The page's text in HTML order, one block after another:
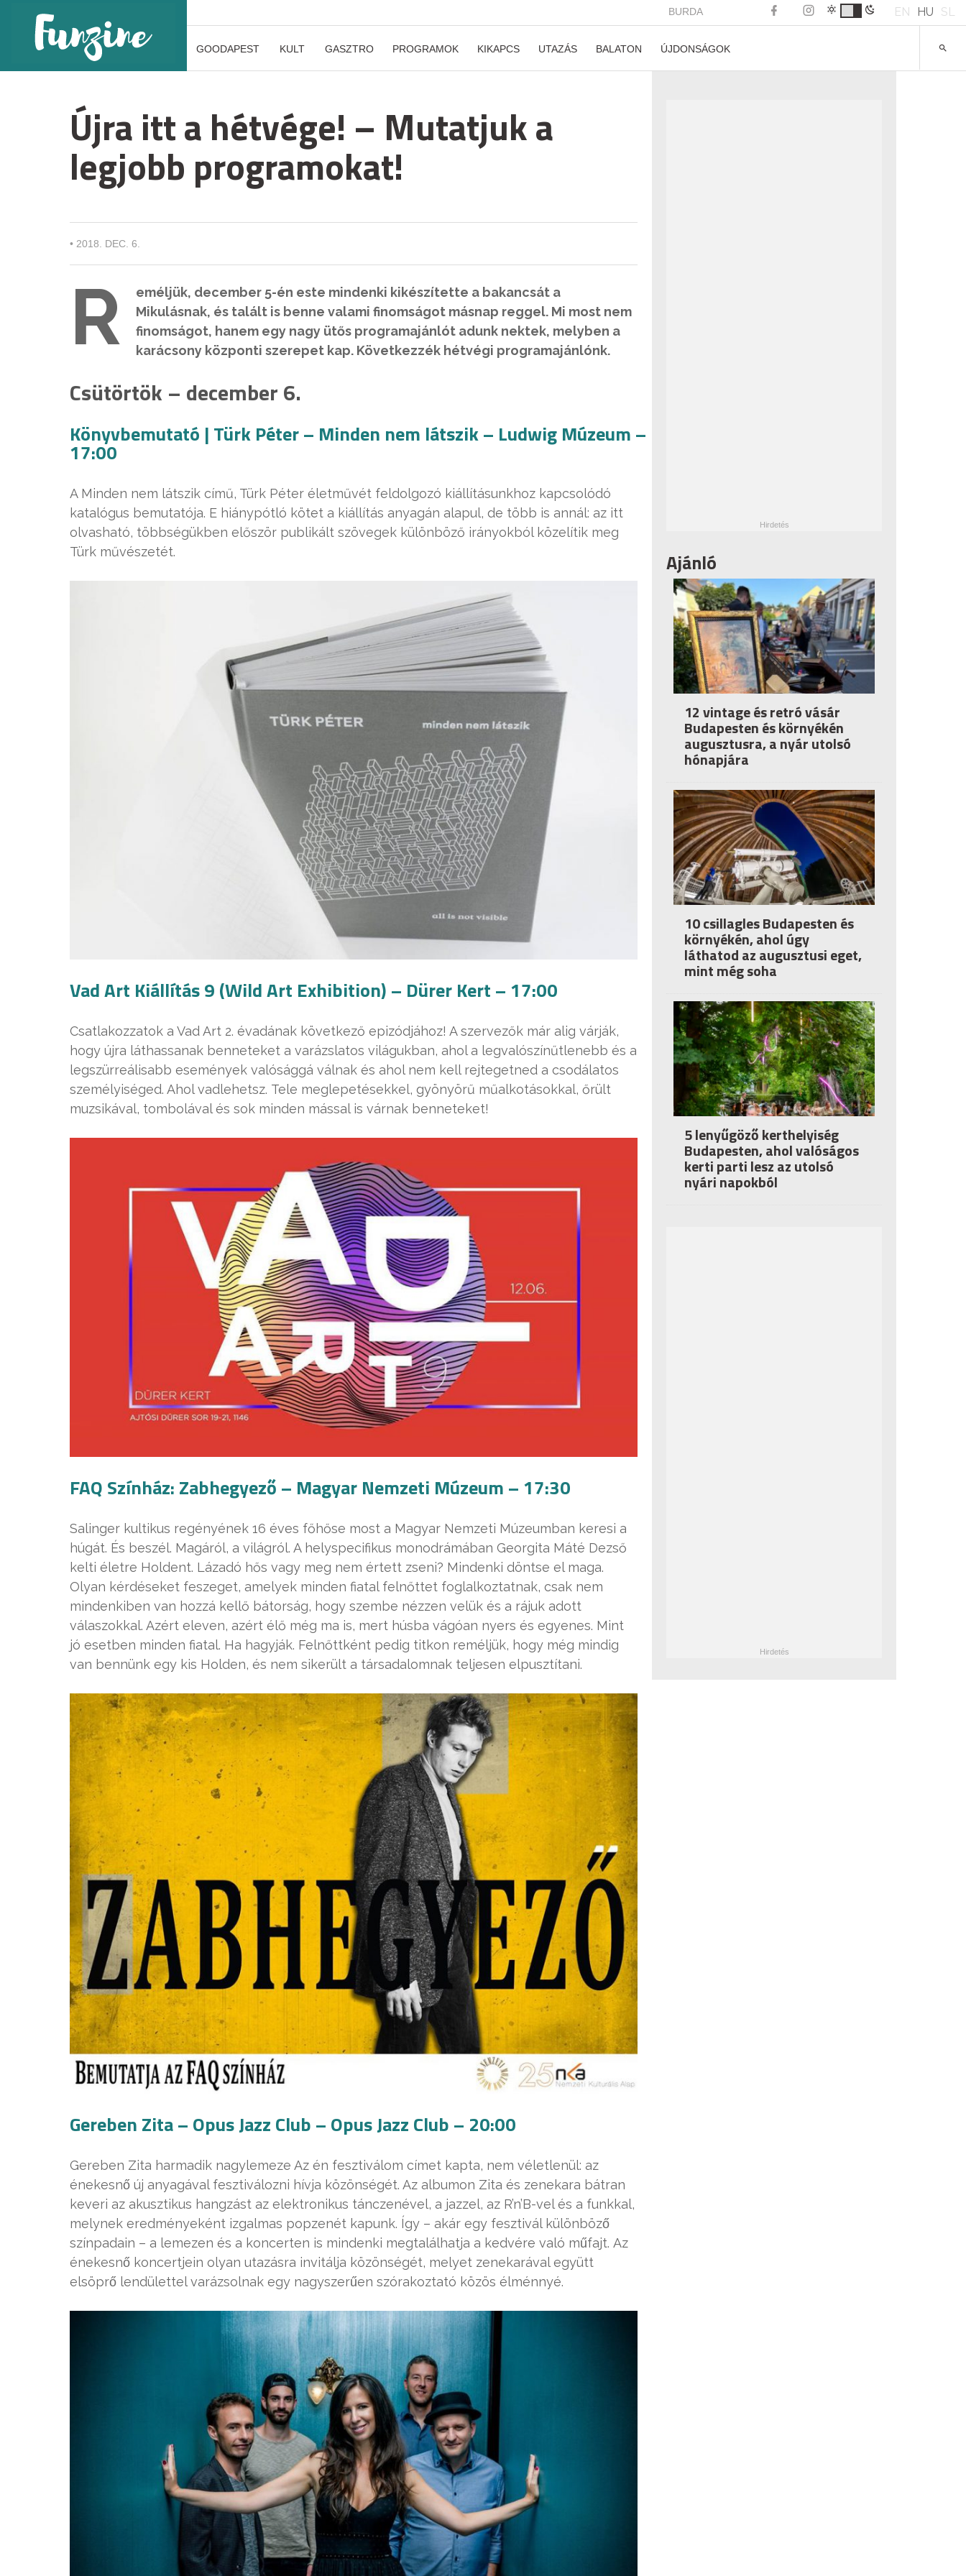
BURDA EN HU SL
GOODAPEST KULT GASZTRO PROGRAMOK KIKAPCS UTAZÁS BALATON ÚJDONSÁGOK
Újra itt a hétvége! – Mutatjuk a
legjobb programokat!
• 2018. DEC. 6.
R
eméljük, december 5-én este mindenki kikészítette a bakancsát a
Mikulásnak, és talált is benne valami finomságot másnap reggel. Mi most nem
finomságot, hanem egy nagy ütős programajánlót adunk nektek, melyben a
karácsony központi szerepet kap. Következzék hétvégi programajánlónk.
Csütörtök – december 6.
Könyvbemutató | Türk Péter – Minden nem látszik – Ludwig Múzeum –
17:00
A Minden nem látszik című, Türk Péter életművét feldolgozó kiállításunkhoz kapcsolódó
katalógus bemutatója. E hiánypótló kötet a kiállítás anyagán alapul, de több is annál: az itt
olvasható, többségükben először publikált szövegek különböző irányokból közelítik meg
Türk művészetét.
Vad Art Kiállítás 9 (Wild Art Exhibition) – Dürer Kert – 17:00
Csatlakozzatok a Vad Art 2. évadának következő epizódjához! A szervezők már alig várják,
hogy újra láthassanak benneteket a varázslatos világukban, ahol a legvalószínűtlenebb és a
legszürreálisabb események valósággá válnak és ahol nem kell rejtegetned a csodálatos
személyiséged. Ahol vadlehetsz. Tele meglepetésekkel, gyönyörű műalkotásokkal, őrült
muzsikával, tombolával és sok minden mással is várnak benneteket!
FAQ Színház: Zabhegyező – Magyar Nemzeti Múzeum – 17:30
Salinger kultikus regényének 16 éves főhőse most a Magyar Nemzeti Múzeumban keresi a
húgát. És beszél. Magáról, a világról. A helyspecifikus monodrámában Georgita Máté Dezső
kelti életre Holdent. Lázadó hős vagy meg nem értett zseni? Mindenki döntse el maga.
Olyan kérdéseket feszeget, amelyek minden fiatal felnőttet foglalkoztatnak, csak nem
mindenkiben van hozzá kellő bátorság, hogy szembe nézzen velük és a rájuk adott
válaszokkal. Azért eleven, azért élő még ma is, mert húsba vágóan nyers és egyenes. Mint
jó esetben minden fiatal. Ha hagyják. Felnőttként pedig titkon reméljük, hogy még mindig
van bennünk egy kis Holden, és nem sikerült a társadalomnak teljesen elpusztítani.
Gereben Zita – Opus Jazz Club – Opus Jazz Club – 20:00
Gereben Zita harmadik nagylemeze Az én fesztiválom címet kapta, nem véletlenül: az
énekesnő új anyagával fesztiválozni hívja közönségét. Az albumon Zita és zenekara bátran
keveri az akusztikus hangzást az elektronikus tánczenével, a jazzel, az R’n’B-vel és a funkkal,
melynek eredményeként izgalmas popzenét kapunk. Így – akár egy fesztivál különböző
színpadain – a lemezen és a koncerten is mindenki megtalálhatja a kedvére való műfajt. Az
énekesnő koncertjein olyan utazásra invitálja közönségét, melyet zenekarával együtt
elsöprő lendülettel varázsolnak egy nagyszerűen szórakoztató közös élménnyé.
Ajánló
12 vintage és retró vásár
Budapesten és környékén
augusztusra, a nyár utolsó
hónapjára
10 csillagles Budapesten és
környékén, ahol úgy
láthatod az augusztusi eget,
mint még soha
5 lenyűgöző kerthelyiség
Budapesten, ahol valóságos
kerti parti lesz az utolsó
nyári napokból